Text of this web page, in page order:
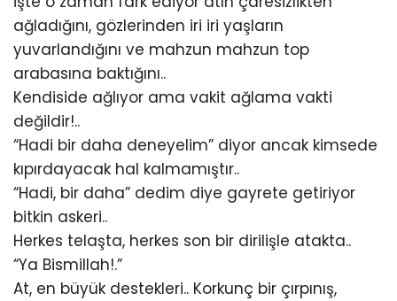
ağladığını, gözlerinden iri iri yaşların
yuvarlandığını ve mahzun mahzun top
arabasına baktığını..
Kendiside ağlıyor ama vakit ağlama vakti
değildir!..
“Hadi bir daha deneyelim” diyor ancak kimsede
kıpırdayacak hal kalmamıştır..
“Hadi, bir daha” dedim diye gayrete getiriyor
bitkin askeri..
Herkes telaşta, herkes son bir dirilişle atakta..
“Ya Bismillah!.”
At, en büyük destekleri.. Korkunç bir çırpınış,